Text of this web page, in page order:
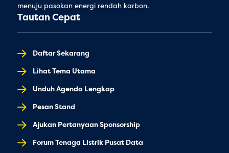
menuju pasokan energi rendah karbon.
Tautan Cepat
Daftar Sekarang
Lihat Tema Utama
Unduh Agenda Lengkap
Pesan Stand
Ajukan Pertanyaan Sponsorship
Forum Tenaga Listrik Pusat Data